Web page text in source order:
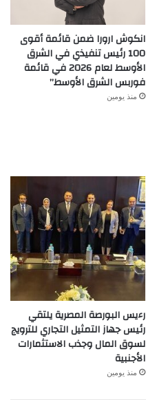
انكوش ارورا ضمن قائمة أقوى
100 رئيس تنفيذي في الشرق
الأوسط لعام 2026 في قائمة
فوربس الشرق الأوسط”
منذ يومين
رءيس البورصة المصرية يلتقي
رئيس جهاز التمثيل التجاري للترويج
لسوق المال وجذب الاستثمارات
الأجنبية
منذ يومين